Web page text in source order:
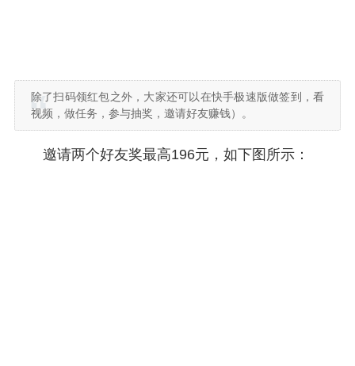
除了扫码领红包之外，大家还可以在快手极速版做签到，看
视频，做任务，参与抽奖，邀请好友赚钱）。
邀请两个好友奖最高196元，如下图所示：